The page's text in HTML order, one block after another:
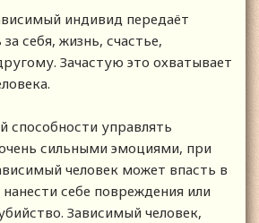
индивид передаёт
себя, жизнь, счастье,
Зачастую это охватывает
способности управлять
сильными эмоциями, при
человек может впасть в
нанести себе повреждения или
Зависимый человек,